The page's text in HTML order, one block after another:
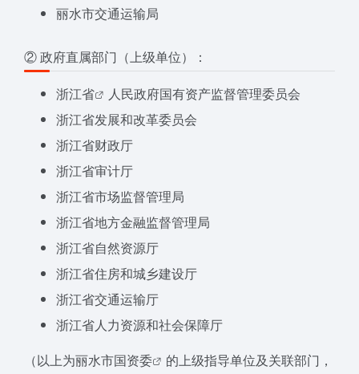
丽水市交通运输局
② 政府直属部门（上级单位）：
浙江省
人民政府国有资产监督管理委员会
浙江省发展和改革委员会
浙江省财政厅
浙江省审计厅
浙江省市场监督管理局
浙江省地方金融监督管理局
浙江省自然资源厅
浙江省住房和城乡建设厅
浙江省交通运输厅
浙江省人力资源和社会保障厅
（以上为丽水市国资委 的上级指导单位及关联部门，